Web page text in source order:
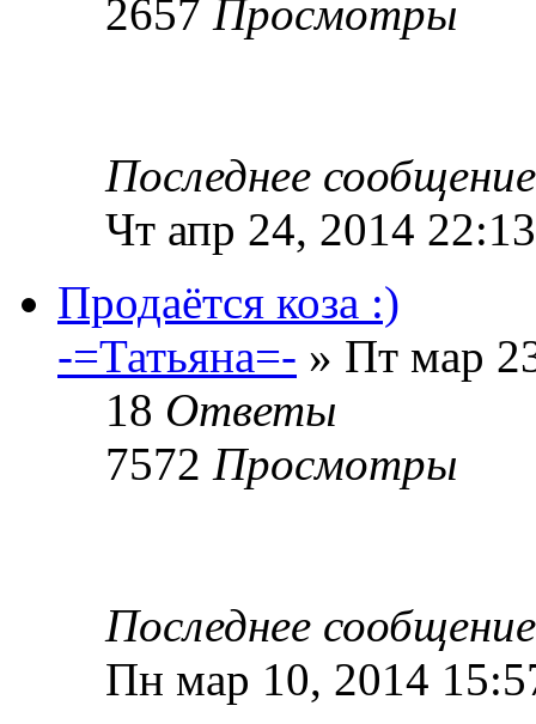
2657 Просмотры
Последнее
Чт апр 24, 2014 22:13
Продаётся коза :)
-=Татьяна=- » Пт мар
18 Ответы
7572 Просмотры
Последнее
Пн мар 10, 2014